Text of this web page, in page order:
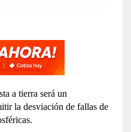
a tierra será un
la desviación de fallas de